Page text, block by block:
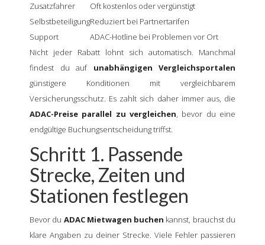
Zusatzfahrer
Oft kostenlos oder vergünstigt
SelbstbeteiligungReduziert bei Partnertarifen
Support
ADAC-Hotline bei Problemen vor Ort
Nicht jeder Rabatt lohnt sich automatisch. Manchmal
findest du auf unabhängigen Vergleichsportalen
günstigere Konditionen mit vergleichbarem
Versicherungsschutz. Es zahlt sich daher immer aus, die
ADAC-Preise parallel zu vergleichen, bevor du eine
endgültige Buchungsentscheidung triffst.
Schritt 1. Passende
Strecke, Zeiten und
Stationen festlegen
Bevor du ADAC Mietwagen buchen kannst, brauchst du
klare Angaben zu deiner Strecke. Viele Fehler passieren